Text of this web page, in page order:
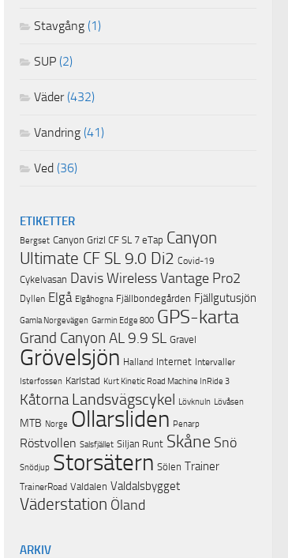
Stavgång (1)
SUP (2)
Väder(432)
Vandring (41)
Ved (36)
ETIKETTER
Bergset Canyon Grizl CF SL 7 eTap Canyon
Ultimate CF SL 9.0 Di2 Covid-19
Cykelvasan Davis Wireless Vantage Pro2
Dyllen Elgå Elgåhogna Fjällbondegården Fjällgutusjön
Gamla Norgevägen Garmin Edge 800 GPS-karta
Grand Canyon AL 9.9 SL Gravel
Grövelsjön Halland Internet Intervaller
Isterfossen Karlstad Kurt Kinetic Road Machine InRide 3
Kåtorna Landsvägscykel Lövknuln Lövåsen
MTB Norge Ollarsliden Penarp
Röstvollen Salsfjället Siljan Runt Skåne Snö
Snödjup Storsätern Sölen Trainer
TrainerRoad Valdalen Valdalsbygget
Väderstation Öland
ARKIV